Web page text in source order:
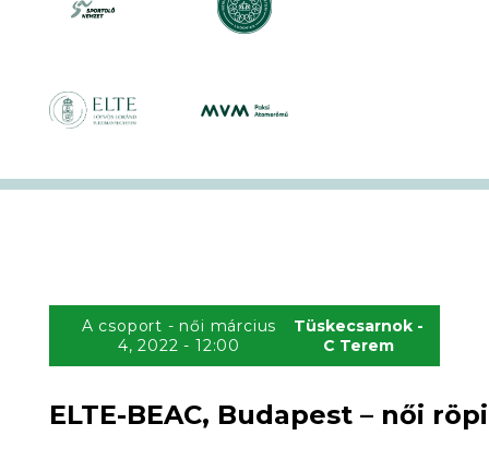
A csoport - női március
4, 2022 - 12:00
Tüskecsarnok -
C Terem
ELTE-BEAC, Budapest – női